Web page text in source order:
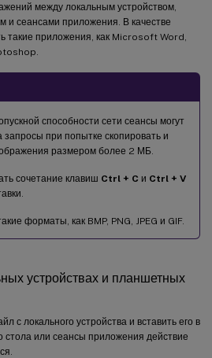
между локальным устройством,
и сеансами приложения. В качестве
такие приложения, как Microsoft Word,
способности сети сеансы могут
запросы при попытке скопировать и
размером более 2 МБ.
сочетание клавиш Ctrl + C и Ctrl + V
форматы, как BMP, PNG, JPEG и GIF.
устройствах и планшетных
с локального устройства и вставить его в
стола или сеансы приложения действие